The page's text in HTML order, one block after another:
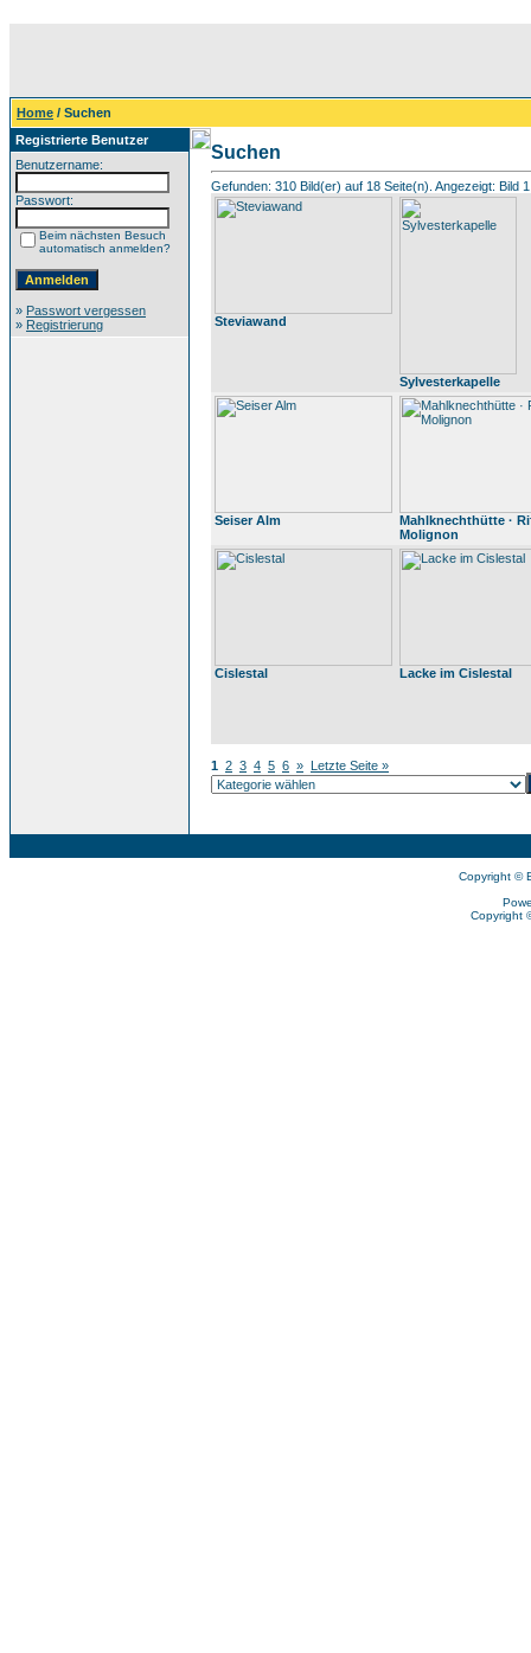
Home / Suchen
Registrierte Benutzer
Benutzername:
Passwort:
Beim nächsten Besuch
automatisch anmelden?
» Passwort vergessen
» Registrierung
Suchen
Gefunden: 310 Bild(er) auf 18 Seite(n). Angezeigt: Bild
Steviawand
Sylvesterkapelle
Seiser Alm
Mahlknechthütte ·
Molignon
Cislestal Lacke im Cislestal
1 2 3 4 5 6 » Letzte Seite »
Copyright ©
Copyright